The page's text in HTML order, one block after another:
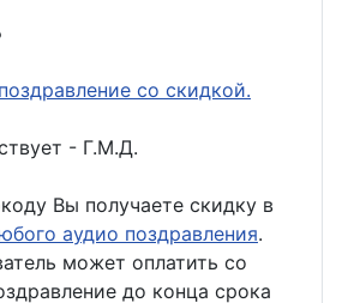
со скидкой.
- Г.М.Д.
Вы получаете скидку в
аудио поздравления.
может оплатить со
до конца срока